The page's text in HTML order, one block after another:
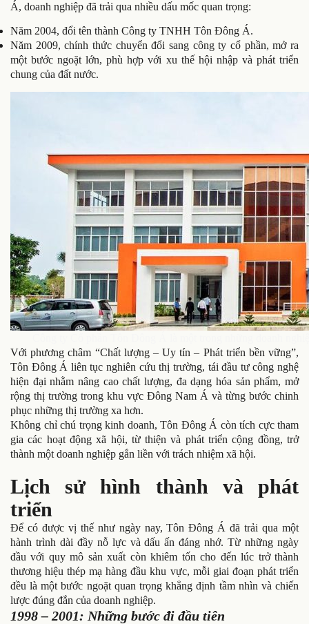
Á, doanh nghiệp đã trải qua nhiều dấu mốc quan trọng:
Năm 2004, đổi tên thành Công ty TNHH Tôn Đông Á.
Năm 2009, chính thức chuyển đổi sang công ty cổ phần, mở ra
một bước ngoặt lớn, phù hợp với xu thế hội nhập và phát triển
chung của đất nước.
Với phương châm “Chất lượng – Uy tín – Phát triển bền vững”,
Tôn Đông Á liên tục nghiên cứu thị trường, tái đầu tư công nghệ
hiện đại nhằm nâng cao chất lượng, đa dạng hóa sản phẩm, mở
rộng thị trường trong khu vực Đông Nam Á và từng bước chinh
phục những thị trường xa hơn.
Không chỉ chú trọng kinh doanh, Tôn Đông Á còn tích cực tham
gia các hoạt động xã hội, từ thiện và phát triển cộng đồng, trở
thành một doanh nghiệp gắn liền với trách nhiệm xã hội.
Lịch sử hình thành và phát
triển
Để có được vị thế như ngày nay, Tôn Đông Á đã trải qua một
hành trình dài đầy nỗ lực và dấu ấn đáng nhớ. Từ những ngày
đầu với quy mô sản xuất còn khiêm tốn cho đến lúc trở thành
thương hiệu thép mạ hàng đầu khu vực, mỗi giai đoạn phát triển
đều là một bước ngoặt quan trọng khẳng định tầm nhìn và chiến
lược đúng đắn của doanh nghiệp.
1998 – 2001: Những bước đi đầu tiên